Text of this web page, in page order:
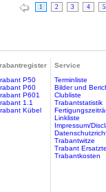
1 2 3 4 5
P50
P60
P601
1.1
Kübel
Service
Terminliste
Bilder und
Clubliste
Trabantstatistik
Linkliste
Impressum/
Trabantwitze
Trabant
Trabantkosten